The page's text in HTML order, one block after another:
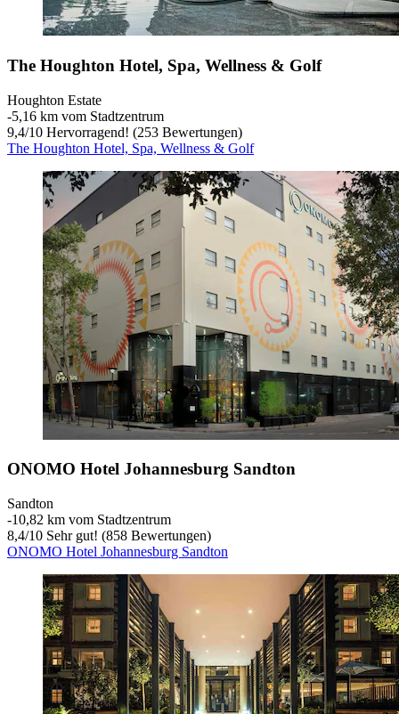
The Houghton Hotel, Spa, Wellness & Golf
Houghton Estate
‐5,16 km vom Stadtzentrum
9,4/10 Hervorragend! (253 Bewertungen)
The Houghton Hotel, Spa, Wellness & Golf
ONOMO Hotel Johannesburg Sandton
Sandton
‐10,82 km vom Stadtzentrum
8,4/10 Sehr gut! (858 Bewertungen)
ONOMO Hotel Johannesburg Sandton